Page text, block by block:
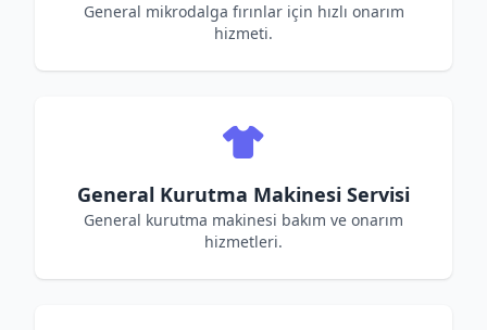
General mikrodalga fırınlar için hızlı onarım
hizmeti.
General Kurutma Makinesi Servisi
General kurutma makinesi bakım ve onarım
hizmetleri.